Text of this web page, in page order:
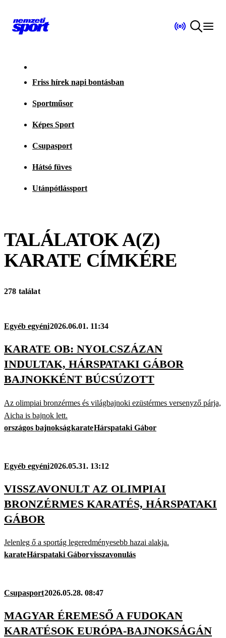
Friss hírek napi bontásban
Sportműsor
Képes Sport
Csupasport
Hátsó füves
Utánpótlássport
TALÁLATOK A(Z)
KARATE CÍMKÉRE
278 találat
Egyéb egyéni2026.06.01. 11:34
KARATE OB: NYOLCSZÁZAN
INDULTAK, HÁRSPATAKI GÁBOR
BAJNOKKÉNT BÚCSÚZOTT
Az olimpiai bronzérmes és világbajnoki ezüstérmes versenyző párja,
Aicha is bajnok lett.
országos bajnokságkarateHárspataki Gábor
Egyéb egyéni2026.05.31. 13:12
VISSZAVONULT AZ OLIMPIAI
BRONZÉRMES KARATÉS, HÁRSPATAKI
GÁBOR
Jelenleg ő a sportág legeredményesebb hazai alakja.
karateHárspataki Gáborvisszavonulás
Csupasport2026.05.28. 08:47
MAGYAR ÉREMESŐ A FUDOKAN
KARATÉSOK EURÓPA-BAJNOKSÁGÁN